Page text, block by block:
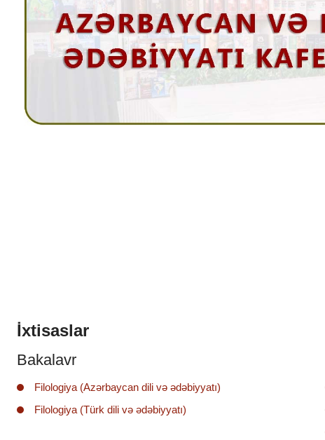
İxtisaslar
Bakalavr
Filologiya (Azərbaycan dili və ədəbiyyatı)
Filologiya (Türk dili və ədəbiyyatı)